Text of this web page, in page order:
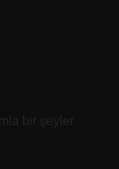
bir şeyler